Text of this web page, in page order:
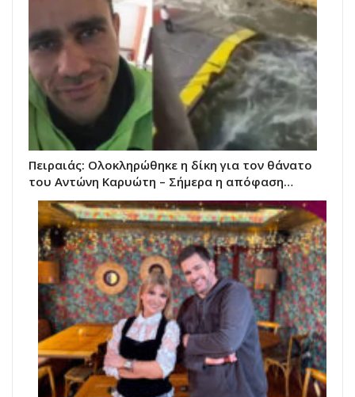
Πειραιάς: Ολοκληρώθηκε η δίκη για τον θάνατο
του Αντώνη Καρυώτη – Σήμερα η απόφαση…